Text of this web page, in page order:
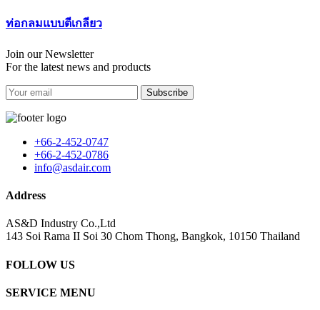
ท่อกลมแบบตีเกลียว
Join our Newsletter
For the latest news and products
Subscribe
+66-2-452-0747
+66-2-452-0786
info@asdair.com
Address
AS&D Industry Co.,Ltd
143 Soi Rama II Soi 30 Chom Thong, Bangkok, 10150 Thailand
FOLLOW US
SERVICE MENU